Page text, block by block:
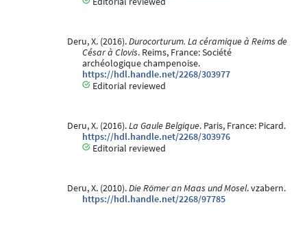
Deru, X. (2016).Durocorturum. La céramique à Reims de
César à Clovis. Reims, France: Société
archéologique champenoise.
https://hdl.handle.net/2268/303977
Editorial reviewed
Deru, X. (2016).La Gaule Belgique. Paris, France: Picard.
https://hdl.handle.net/2268/303976
Editorial reviewed
Deru, X. (2010).Die Römer an Maas und Mosel. vzabern.
https://hdl.handle.net/2268/97785